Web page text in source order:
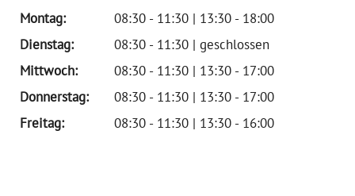
Montag:
08:30 - 11:30 | 13:30 - 18:00
Dienstag:
08:30 - 11:30 | geschlossen
Mittwoch:
08:30 - 11:30 | 13:30 - 17:00
Donnerstag:
08:30 - 11:30 | 13:30 - 17:00
Freitag:
08:30 - 11:30 | 13:30 - 16:00